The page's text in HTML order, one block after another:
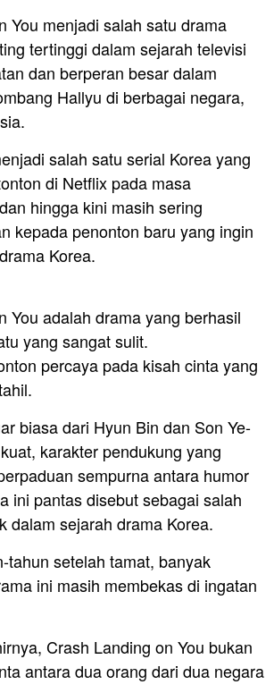
You menjadi salah satu drama
tertinggi dalam sejarah televisi
dan berperan besar dalam
Hallyu di berbagai negara,
salah satu serial Korea yang
di Netflix pada masa
hingga kini masih sering
kepada penonton baru yang ingin
Korea.
You adalah drama yang berhasil
yang sangat sulit.
percaya pada kisah cinta yang
biasa dari Hyun Bin dan Son Ye-
karakter pendukung yang
sempurna antara humor
ini pantas disebut sebagai salah
dalam sejarah drama Korea.
tahun setelah tamat, banyak
ini masih membekas di ingatan
Crash Landing on You bukan
antara dua orang dari dua negara